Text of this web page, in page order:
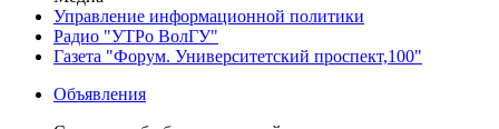
Управление информационной политики
Радио "УТРо ВолГУ"
Газета "Форум. Университетский проспект,100"
Объявления